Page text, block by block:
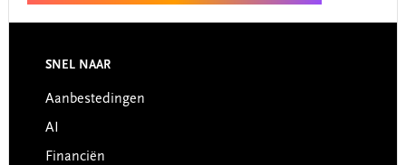
Footer
SNEL NAAR
Aanbestedingen
AI
Financiën